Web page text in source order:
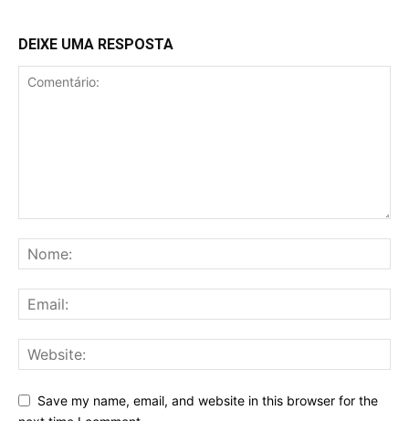
DEIXE UMA RESPOSTA
Save my name, email, and website in this browser for the